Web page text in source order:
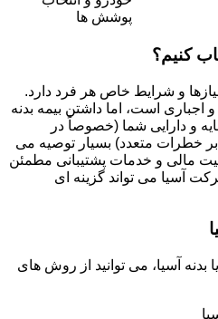
پوشش ها
کنیم؟
و شرایط خاص هر فرد دارد.
است، اما داشتن بیمه بدنه
و دارایی شما (خصوصاً در
خطرات متعدد) بسیار توصیه می
مالی و خدمات پشتیبانی مطمئن
آسیا می تواند گزینه ای
آسیا، می توانید از روش های